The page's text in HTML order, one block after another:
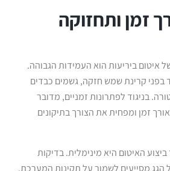
זמן ותחזוקה
איטום ביריעות הוא העמידות הגבוהה.
בפני קרינת שמש חזקה, גשמים כבדים
בניגוד לפתרונות זמניים, מדובר
זמן ומפחית את הצורך בתיקונים
האיטום היא מינימלית. בדיקות
הגג מסייעים לשמור על תקינות המערכת.